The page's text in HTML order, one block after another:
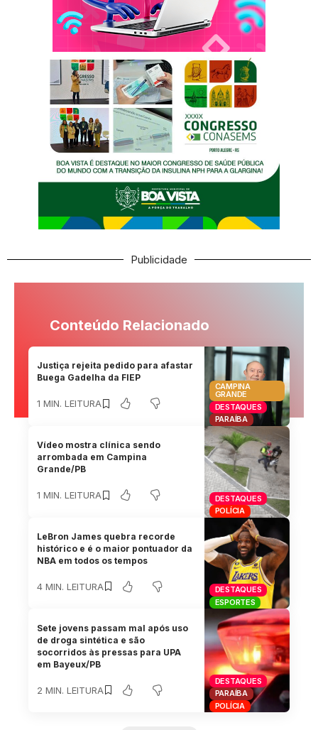
Publicidade
Conteúdo Relacionado
CAMPINA
GRANDE
DESTAQUES
PARAÍBA
Justiça rejeita pedido para afastar
Buega Gadelha da FIEP
1 MIN. LEITURA
DESTAQUES
POLÍCIA
Vídeo mostra clínica sendo
arrombada em Campina
Grande/PB
1 MIN. LEITURA
DESTAQUES
ESPORTES
LeBron James quebra recorde
histórico e é o maior pontuador da
NBA em todos os tempos
4 MIN. LEITURA
DESTAQUES
PARAÍBA
POLÍCIA
Sete jovens passam mal após uso
de droga sintética e são
socorridos às pressas para UPA
em Bayeux/PB
2 MIN. LEITURA